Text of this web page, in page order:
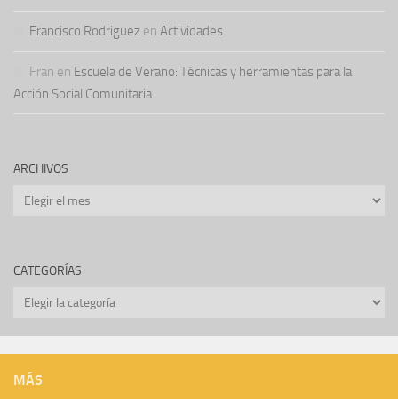
Francisco Rodriguez en Actividades
Fran en Escuela de Verano: Técnicas y herramientas para la
Acción Social Comunitaria
ARCHIVOS
Archivos
CATEGORÍAS
Categorías
MÁS